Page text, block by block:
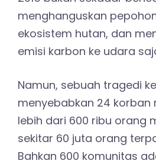
menghanguskan
ekosistem hutan, dan
emisi karbon ke udara
Namun, sebuah tragedi
menyebabkan 24 korban
lebih dari 600 ribu orang
sekitar 60 juta orang
Bahkan 600 komunitas